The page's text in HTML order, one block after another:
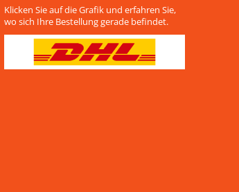
Klicken Sie auf die Grafik und erfahren Sie,
wo sich Ihre Bestellung gerade befindet.